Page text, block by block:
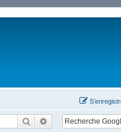
RechercherRecherche avancée